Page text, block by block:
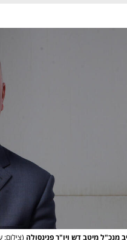
מנכ"ל מיטב דש ויו"ר פנינסולה